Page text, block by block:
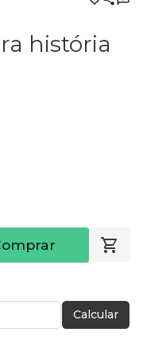
história
Calcular